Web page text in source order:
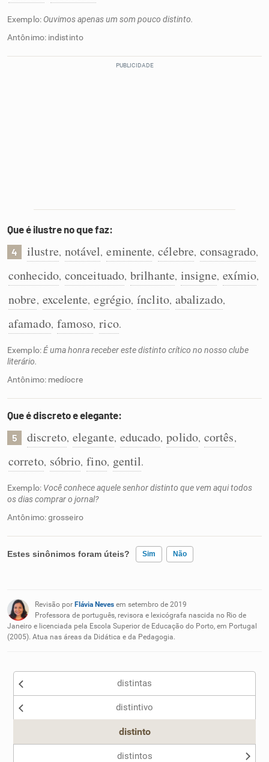
Exemplo: Ouvimos apenas um som pouco distinto.
Antônimo: indistinto
Que é ilustre no que faz:
4 ilustre, notável, eminente, célebre, consagrado,
conhecido, conceituado, brilhante, insigne, exímio,
nobre, excelente, egrégio, ínclito, abalizado,
afamado, famoso, rico.
Exemplo:É uma honra receber este distinto crítico no nosso clube
literário.
Antônimo: medíocre
Que é discreto e elegante:
5 discreto, elegante, educado, polido, cortês,
correto, sóbrio, fino, gentil.
Exemplo: Você conhece aquele senhor distinto que vem aqui todos
os dias comprar o jornal?
Antônimo: grosseiro
Estes sinônimos foram úteis? Sim Não
Nenhum dos sinônimos apresentados me ajudou
Outro
Revisão por Flávia Neves em setembro de 2019
Professora de português, revisora e lexicógrafa nascida no Rio de
Janeiro e licenciada pela Escola Superior de Educação do Porto, em Portugal
(2005). Atua nas áreas da Didática e da Pedagogia.
distintas
distintivo
distinto
distintos